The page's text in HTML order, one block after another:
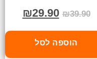
₪39.90
₪29.90
הוספה לסל